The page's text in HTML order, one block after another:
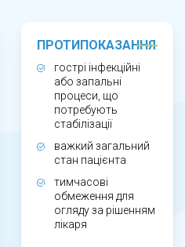
АНАЛЬНИХ
лікар визначає
підбирає
Терапія
препарати для
засоби для
ПРОТИПОКАЗАННЯ
гострі інфекційні
або запальні
процеси, що
потребують
стабілізації
важкий загальний
стан пацієнта
тимчасові
обмеження для
огляду за рішенням
лікаря